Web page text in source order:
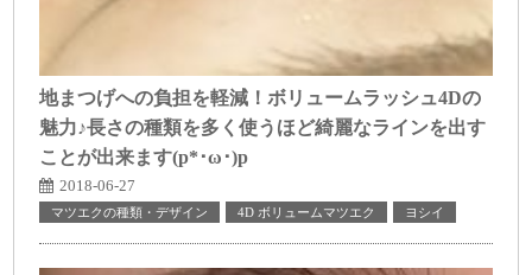
地まつげへの負担を軽減！ボリュームラッシュ4Dの
魅力♪長さの種類を多く使うほど綺麗なラインを出す
ことが出来ます(p*･ω･)p
2018-06-27
マツエクの種類・デザイン 4D ボリュームマツエク ヨシイ